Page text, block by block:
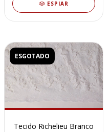
ESPIAR
ESGOTADO
Tecido Richelieu Branco